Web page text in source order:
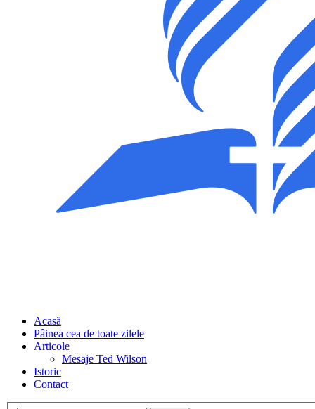
Acasă
Pâinea cea de toate zilele
Articole
Mesaje Ted Wilson
Istoric
Contact